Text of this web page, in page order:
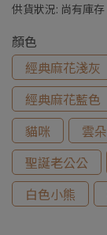
供貨狀況: 尚有庫存
顏色
經典麻花淺灰
經典麻花藍色
貓咪
雲朵
聖誕老公公
白色小熊